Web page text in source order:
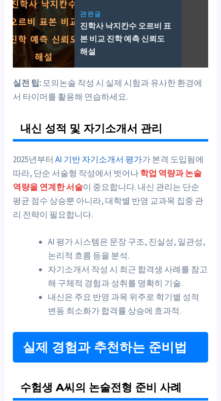
관련글
진학사 낙지칸수 오르비 표
본 비교 진학 예측 신뢰도
해설
실전 팁:모의논술 작성 시 실제 시험과 유사한 환경에
서 타이머를 활용해 연습하세요.
내신 성적 및 자기소개서 관리
2025년부터AI 기반 자기소개서 평가가 본격 도입됨에
따라, 단순 서술형 작성에서 벗어나학업 역량과 논술
역량을 연계한 서술이 중요합니다. 내신 관리는 단순
평균 점수 상승뿐 아니라, 대학별 반영 교과목 집중 관
리 전략이 필요합니다.
AI 평가 시스템은 문장 구조, 진실성, 일관성,
논리적 흐름 등을 분석.
자기소개서 작성 시 최근 합격생 사례를 참고
해 구체적 경험과 성취를 명확히 기술.
내신은 주요 반영 과목 위주로 학기별 성적
변동 최소화가 합격률 상승에 효과적.
실제 경험과 추천하는 준비법
수험생 A씨의 논술전형 준비 사례